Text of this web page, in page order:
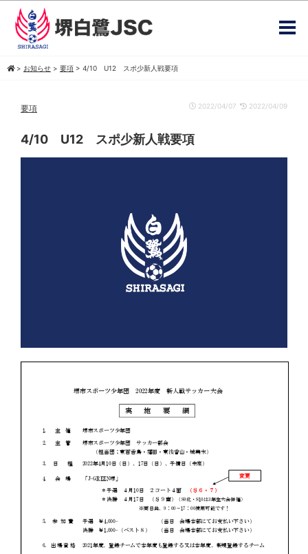
> お知らせ > 要項 > 4/10 U12 スポ少新人戦要項
要項 2022/04/07 2022/04/09
4/10 U12 スポ少新人戦要項